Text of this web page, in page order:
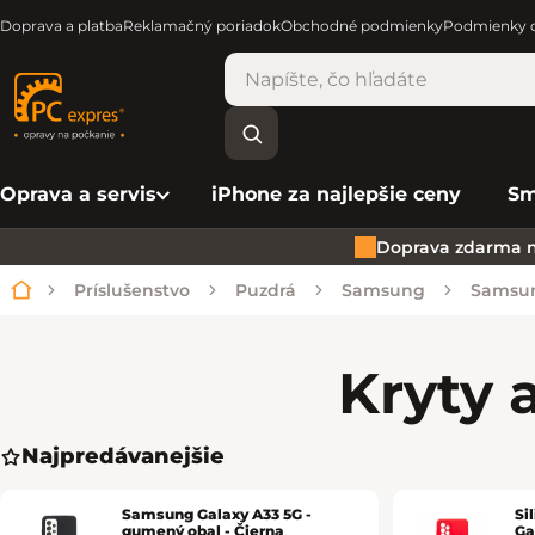
Doprava a platbaReklamačný poriadokObchodné podmienkyPodmienky
Oprava a servis iPhone za najlepšie ceny
Doprava zdarma
Domov
Príslušenstvo Puzdrá Samsung
Kryty
Najpredávanejšie
Samsung Galaxy A33 5G -
gumený obal - Čierna